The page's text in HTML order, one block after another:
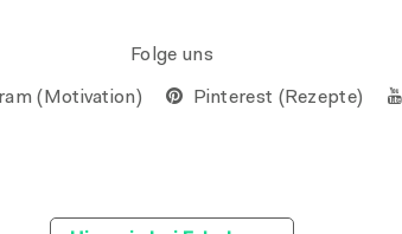
Folge uns
(Motivation) Pinterest (Rezepte)